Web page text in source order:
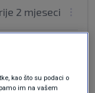
2 mjeseci
kao što su podaci o
im na vašem